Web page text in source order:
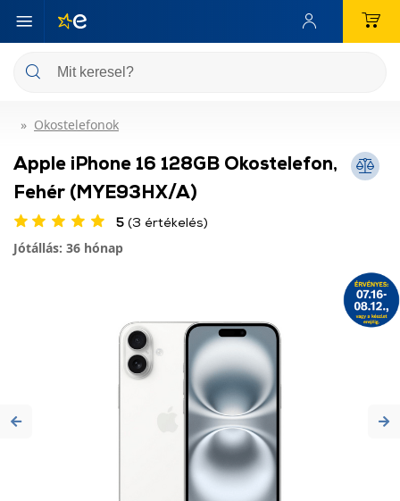
Okostelefonok
Apple iPhone 16 128GB Okostelefon,
Fehér (MYE93HX/A)
5 (3 értékelés)
Jótállás: 36 hónap
Previous